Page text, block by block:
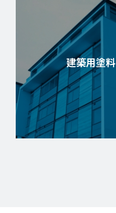
建築用塗料